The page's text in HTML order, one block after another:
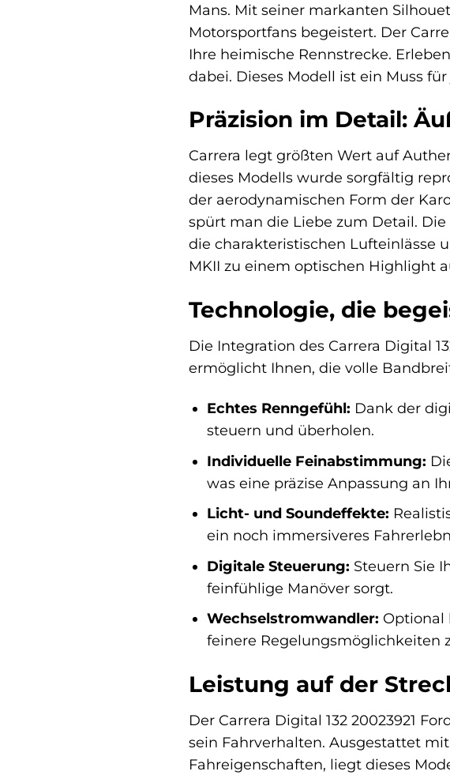
Mans. Mit seiner markanten
Motorsportfans begeistert. Der
Ihre heimische Rennstrecke.
dabei. Dieses Modell ist ein Muss
Präzision im Detail:
Carrera legt größten Wert auf
dieses Modells wurde sorgfältig
der aerodynamischen Form der
spürt man die Liebe zum Detail.
die charakteristischen Lufteinlässe
MKII zu einem optischen Highlight
Technologie, die
Die Integration des Carrera Digital
ermöglicht Ihnen, die volle
Echtes Renngefühl: Dank der
steuern und überholen.
Individuelle Feinabstimmung:
was eine präzise Anpassung an
Licht- und Soundeffekte:
ein noch immersiveres
Digitale Steuerung: Steuern Sie
feinfühlige Manöver sorgt.
Wechselstromwandler: Optional
feinere Regelungsmöglichkeiten
Leistung auf der
Der Carrera Digital 132 20023921
sein Fahrverhalten. Ausgestattet
Fahreigenschaften, liegt dieses